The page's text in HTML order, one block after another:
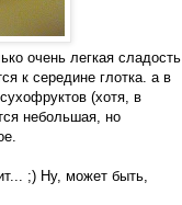
очень легкая сладость
к середине глотка. а в
(хотя, в
небольшая, но
;) Ну, может быть,